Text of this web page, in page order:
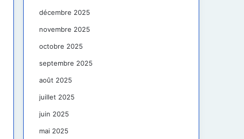
décembre 2025
novembre 2025
octobre 2025
septembre 2025
août 2025
juillet 2025
juin 2025
mai 2025